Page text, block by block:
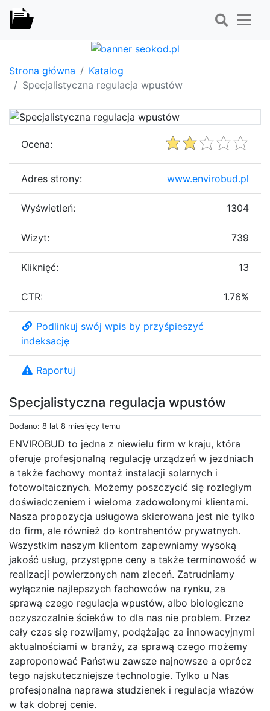
Strona główna
Katalog
Specjalistyczna regulacja wpustów
Specjalistyczna regulacja wpustów
Dodano: 8 lat 8 miesięcy temu
ENVIROBUD to jedna z niewielu firm w kraju, która
oferuje profesjonalną regulację urządzeń w jezdniach
a także fachowy montaż instalacji solarnych i
fotowoltaicznych. Możemy poszczycić się rozległym
doświadczeniem i wieloma zadowolonymi klientami.
Nasza propozycja usługowa skierowana jest nie tylko
do firm, ale również do kontrahentów prywatnych.
Wszystkim naszym klientom zapewniamy wysoką
jakość usług, przystępne ceny a także terminowość w
realizacji powierzonych nam zleceń. Zatrudniamy
wyłącznie najlepszych fachowców na rynku, za
sprawą czego regulacja wpustów, albo biologiczne
oczyszczalnie ścieków to dla nas nie problem. Przez
cały czas się rozwijamy, podążając za innowacyjnymi
aktualnościami w branży, za sprawą czego możemy
zaproponować Państwu zawsze najnowsze a oprócz
tego najskuteczniejsze technologie. Tylko u Nas
profesjonalna naprawa studzienek i regulacja włazów
w tak dobrej cenie.
Ocena:
Adres strony: www.envirobud.pl
Wyświetleń: 1304
Wizyt: 739
Kliknięć: 13
CTR: 1.76%
Podlinkuj swój wpis by przyśpieszyć
indeksację
Raportuj